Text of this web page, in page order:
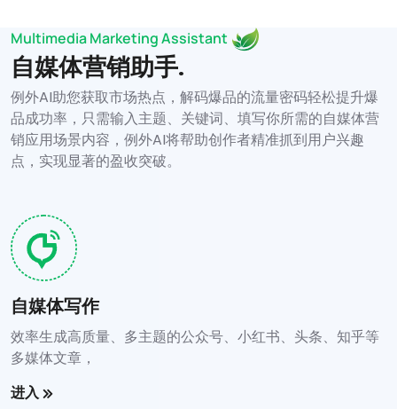
Multimedia Marketing Assistant
自媒体营销助手.
例外AI助您获取市场热点，解码爆品的流量密码轻松提升爆
品成功率，只需输入主题、关键词、填写你所需的自媒体营
销应用场景内容，例外AI将帮助创作者精准抓到用户兴趣
点，实现显著的盈收突破。
自媒体写作
效率生成高质量、多主题的公众号、小红书、头条、知乎等
多媒体文章，
进入